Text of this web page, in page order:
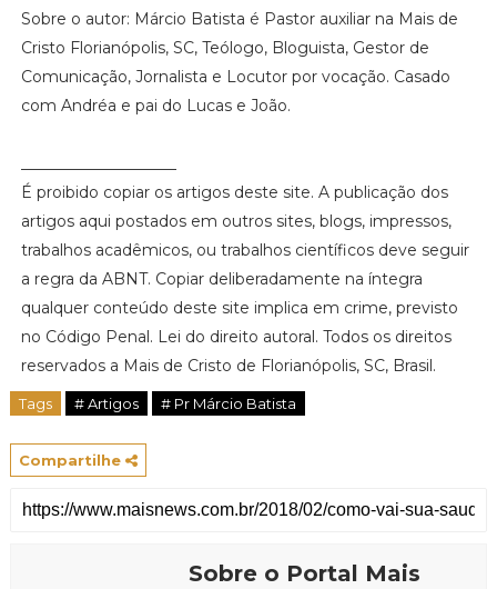
Sobre o autor: Márcio Batista é Pastor auxiliar na Mais de
Cristo Florianópolis, SC, Teólogo, Bloguista, Gestor de
Comunicação, Jornalista e Locutor por vocação. Casado
com Andréa e pai do Lucas e João.
É proibido copiar os artigos deste site. A publicação dos
artigos aqui postados em outros sites, blogs, impressos,
trabalhos acadêmicos, ou trabalhos científicos deve seguir
a regra da ABNT. Copiar deliberadamente na íntegra
qualquer conteúdo deste site implica em crime, previsto
no Código Penal. Lei do direito autoral. Todos os direitos
reservados a Mais de Cristo de Florianópolis, SC, Brasil.
Tags # Artigos # Pr Márcio Batista
Compartilhe
Sobre o Portal Mais